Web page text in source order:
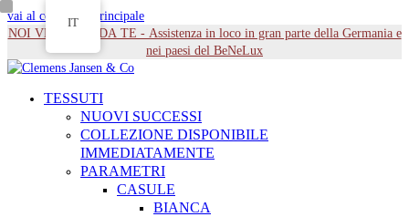
vai al contenuto principale
NOI VENIAMO DA TE - Assistenza in loco in gran parte della Germania e
nei paesi del BeNeLux
TESSUTI
NUOVI SUCCESSI
COLLEZIONE DISPONIBILE
IMMEDIATAMENTE
PARAMETRI
CASULE
BIANCA
IT